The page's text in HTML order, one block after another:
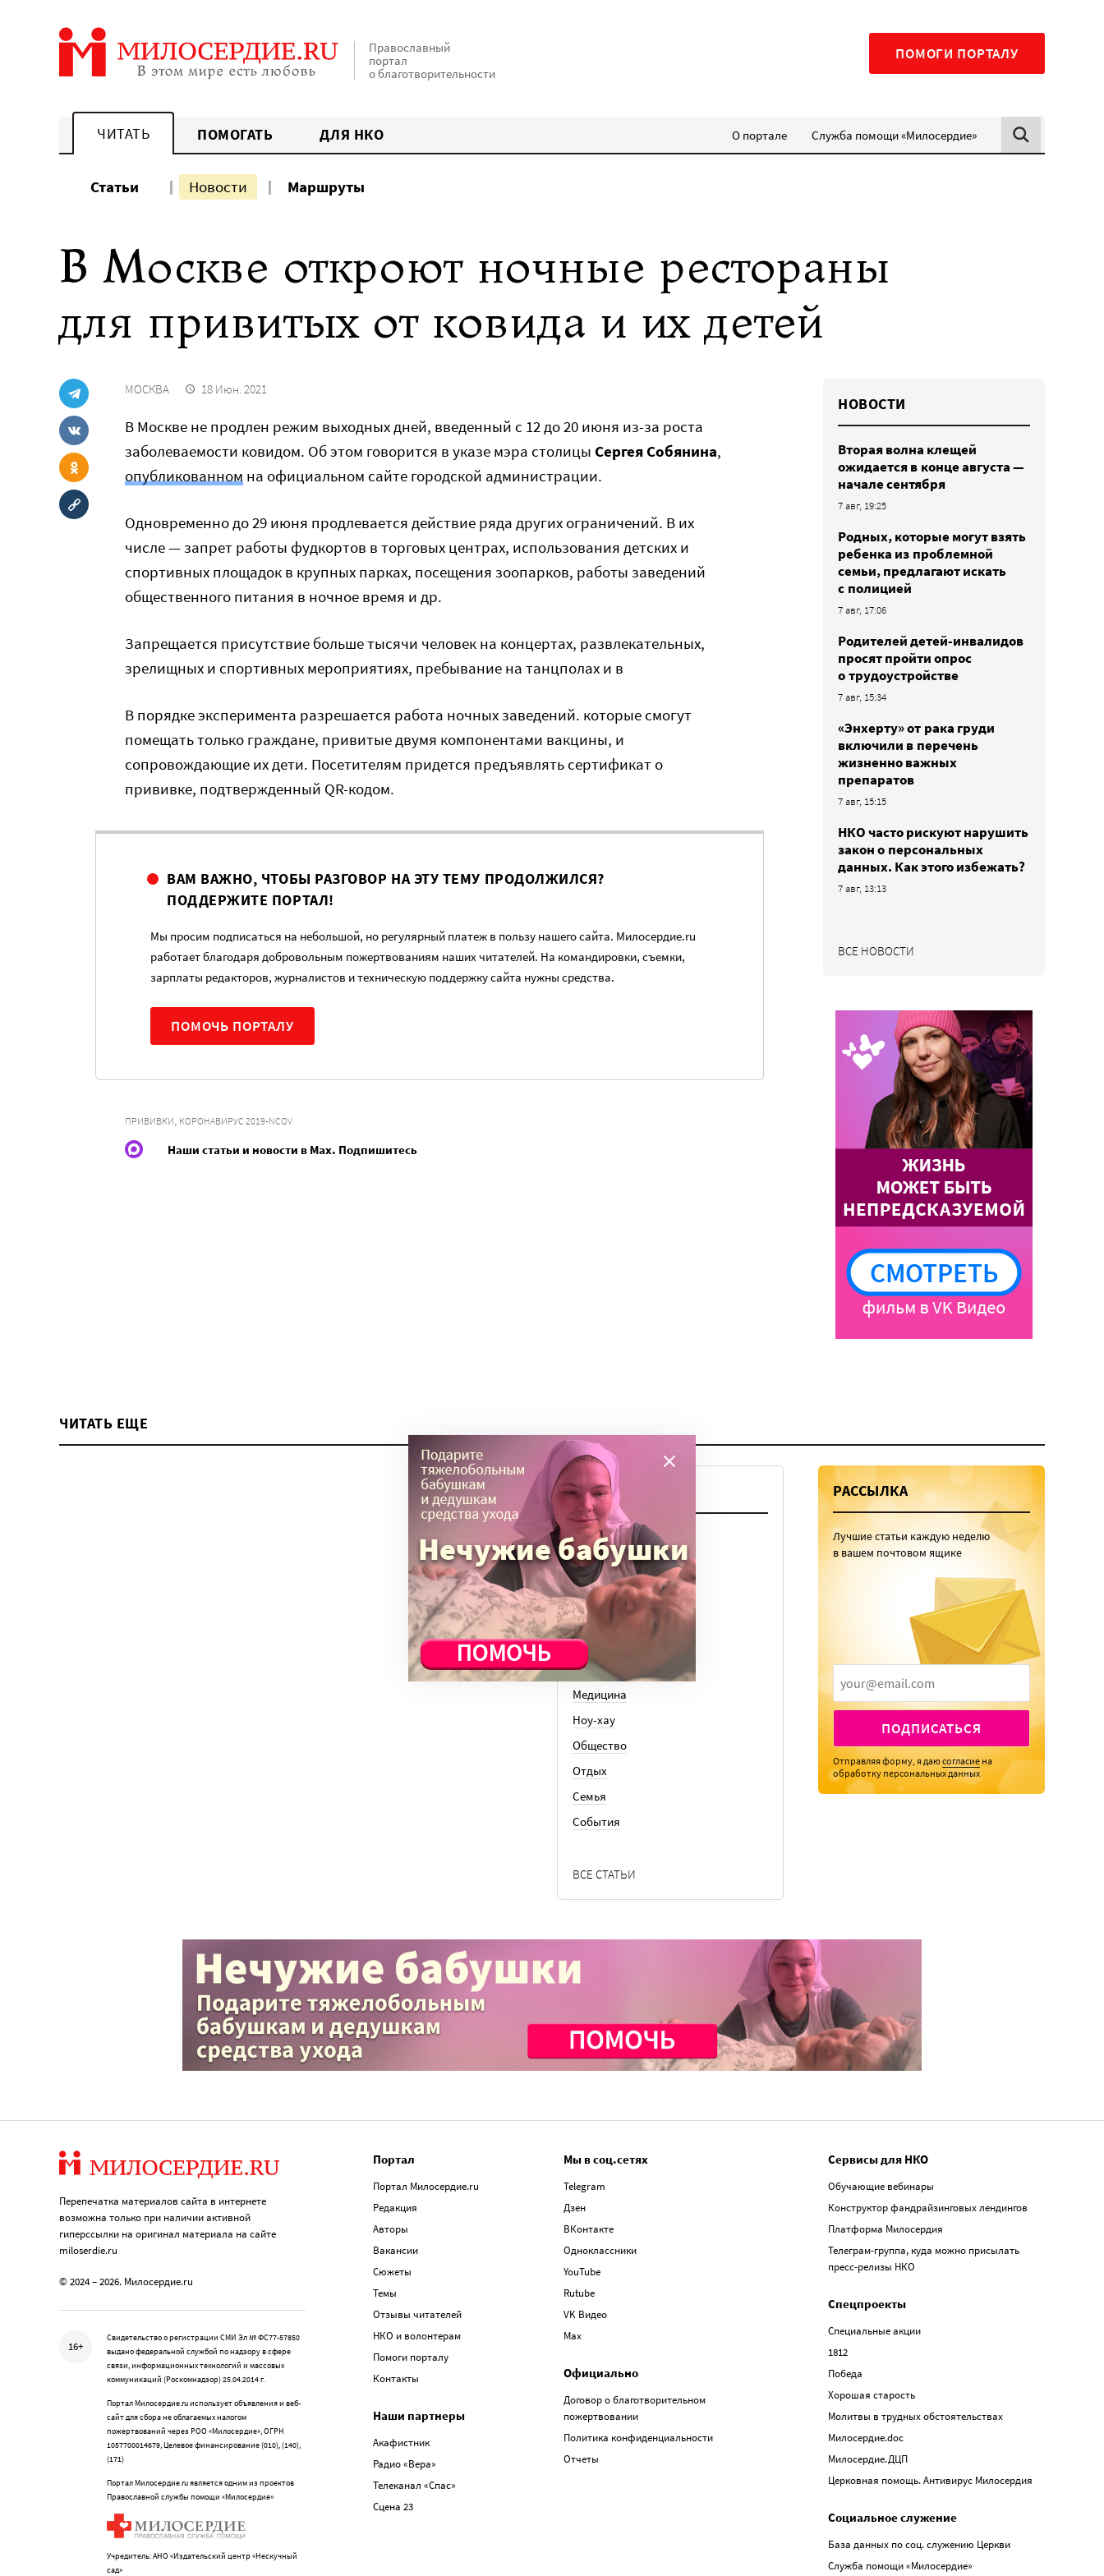
Православный
портал
о благотворительности
ПОМОГИ ПОРТАЛУ
ЧИТАТЬ ПОМОГАТЬ ДЛЯ НКО О портале Служба помощи «Милосердие»
Статьи Новости Маршруты
В Москве откроют ночные рестораны
для привитых от ковида и их детей
МОСКВА 18 Июн. 2021
В Москве не продлен режим выходных дней, введенный с 12 до 20 июня из-за роста
заболеваемости ковидом. Об этом говорится в указе мэра столицы Сергея Собянина,
опубликованном на официальном сайте городской администрации.
Одновременно до 29 июня продлевается действие ряда других ограничений. В их
числе — запрет работы фудкортов в торговых центрах, использования детских и
спортивных площадок в крупных парках, посещения зоопарков, работы заведений
общественного питания в ночное время и др.
Запрещается присутствие больше тысячи человек на концертах, развлекательных,
зрелищных и спортивных мероприятиях, пребывание на танцполах и в
В порядке эксперимента разрешается работа ночных заведений. которые смогут
помещать только граждане, привитые двумя компонентами вакцины, и
сопровождающие их дети. Посетителям придется предъявлять сертификат о
прививке, подтвержденный QR-кодом.
ВАМ ВАЖНО, ЧТОБЫ РАЗГОВОР НА ЭТУ ТЕМУ ПРОДОЛЖИЛСЯ?
ПОДДЕРЖИТЕ ПОРТАЛ!
Мы просим подписаться на небольшой, но регулярный платеж в пользу нашего сайта. Милосердие.ru
работает благодаря добровольным пожертвованиям наших читателей. На командировки, съемки,
зарплаты редакторов, журналистов и техническую поддержку сайта нужны средства.
ПОМОЧЬ ПОРТАЛУ
ПРИВИВКИ, КОРОНАВИРУС 2019-NCOV
Наши статьи и новости в Max. Подпишитесь
НОВОСТИ
Вторая волна клещей
ожидается в конце августа —
начале сентября
7 авг, 19:25
Родных, которые могут взять
ребенка из проблемной
семьи, предлагают искать
с полицией
7 авг, 17:06
Родителей детей-инвалидов
просят пройти опрос
о трудоустройстве
7 авг, 15:34
«Энхерту» от рака груди
включили в перечень
жизненно важных
препаратов
7 авг, 15:15
НКО часто рискуют нарушить
закон о персональных
данных. Как этого избежать?
7 авг, 13:13
ВСЕ НОВОСТИ
ЧИТАТЬ ЕЩЕ
ТЕМЫ
Вера
Законы
История
Колонки
Кто есть кто
Личный опыт
Медицина
Ноу-хау
Общество
Отдых
Семья
События
ВСЕ СТАТЬИ
РАССЫЛКА
Лучшие статьи каждую неделю
в вашем почтовом ящике
ПОДПИСАТЬСЯ
Отправляя форму, я даюсогласие на
обработку персональных данных
Перепечатка материалов сайта в интернете
возможна только при наличии активной
гиперссылки на оригинал материала на сайте
miloserdie.ru
© 2024 – 2026. Милосердие.ru
16+
Свидетельство о регистрации СМИ Эл № ФС77-57850
выдано федеральной службой по надзору в сфере
связи, информационных технологий и массовых
коммуникаций (Роскомнадзор) 25.04.2014 г.
Портал Милосердие.ru использует объявления и веб-
сайт для сбора не облагаемых налогом
пожертвований через РОО «Милосердие», ОГРН
1057700014679, Целевое финансирование (010), (140),
(171)
Портал Милосердие.ru является одним из проектов
Православной службы помощи «Милосердие»
Учредитель: АНО «Издательский центр «Нескучный
сад»
Портал
Портал Милосердие.ru
Редакция
Авторы
Вакансии
Сюжеты
Темы
Отзывы читателей
НКО и волонтерам
Помоги порталу
Контакты
Наши партнеры
Акафистник
Радио «Вера»
Телеканал «Спас»
Сцена 23
Мы в соц.сетях
Telegram
Дзен
ВКонтакте
Одноклассники
YouTube
Rutube
VK Видео
Max
Официально
Договор о благотворительном
пожертвовании
Политика конфиденциальности
Отчеты
Сервисы для НКО
Обучающие вебинары
Конструктор фандрайзинговых лендингов
Платформа Милосердия
Телеграм-группа, куда можно присылать
пресс-релизы НКО
Спецпроекты
Специальные акции
1812
Победа
Хорошая старость
Молитвы в трудных обстоятельствах
Милосердие.doc
Милосердие.ДЦП
Церковная помощь. Антивирус Милосердия
Социальное служение
База данных по соц. служению Церкви
Служба помощи «Милосердие»